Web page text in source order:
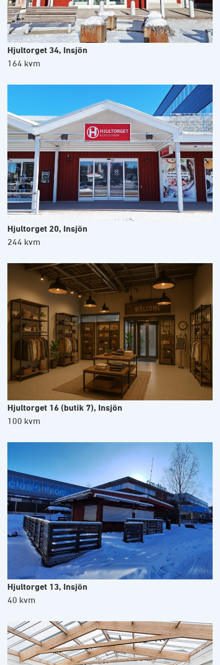
Hjultorget 34, Insjön
164 kvm
Hjultorget 20, Insjön
244 kvm
Hjultorget 16 (butik 7), Insjön
100 kvm
Hjultorget 13, Insjön
40 kvm